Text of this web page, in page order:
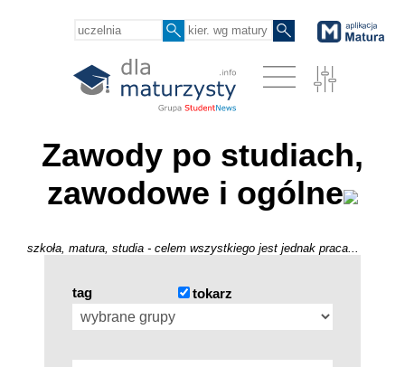
Zawody po studiach,
zawodowe i ogólne
szkoła, matura, studia - celem wszystkiego jest jednak praca...
tag tokarz